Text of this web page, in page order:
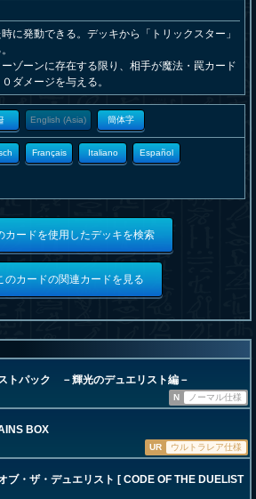
に発動できる。デッキから「トリックスター」
ゾーンに存在する限り、相手が魔法・罠カード
ダメージを与える。
English (Asia) 簡体字
Français Italiano Español
カードを使用したデッキを検索
のカードの関連カードを見る
トパック －輝光のデュエリスト編－
N
ノーマル仕様
BOX
UR
ウルトラレア仕様
ブ・ザ・デュエリスト [ CODE OF THE DUELIST